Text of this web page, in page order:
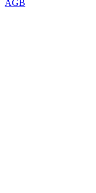
AGB